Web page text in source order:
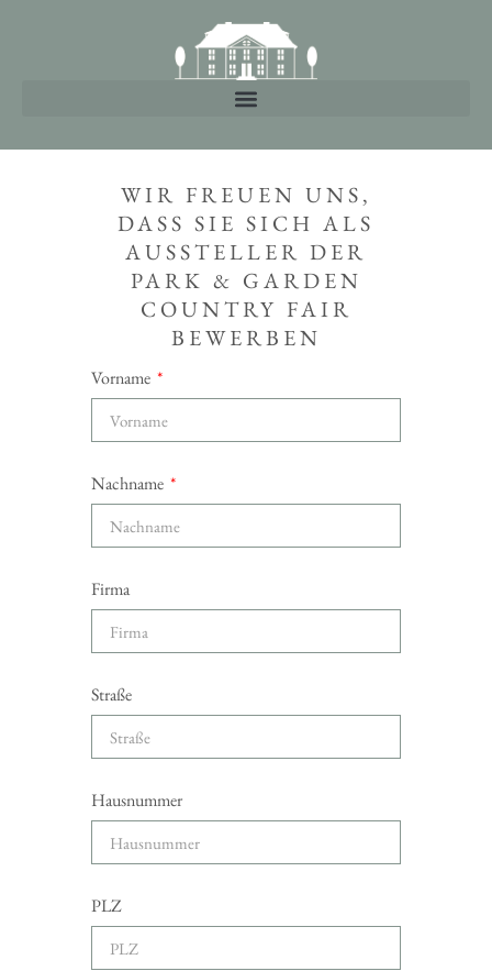
WIR FREUEN UNS,
DASS SIE SICH ALS
AUSSTELLER DER
PARK & GARDEN
COUNTRY FAIR
BEWERBEN
Vorname
Nachname
Firma
Straße
Hausnummer
PLZ